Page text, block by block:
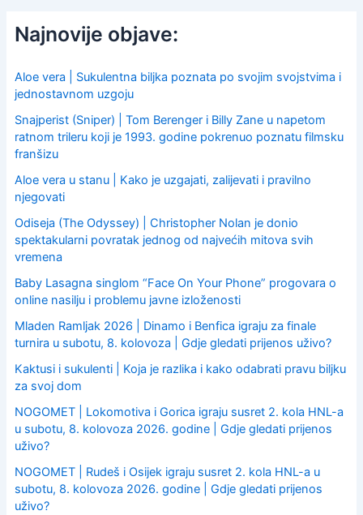
c
h
o
r
Najnovije objave:
Aloe vera | Sukulentna biljka poznata po svojim svojstvima i
jednostavnom uzgoju
Snajperist (Sniper) | Tom Berenger i Billy Zane u napetom
ratnom trileru koji je 1993. godine pokrenuo poznatu filmsku
franšizu
Aloe vera u stanu | Kako je uzgajati, zalijevati i pravilno
njegovati
Odiseja (The Odyssey) | Christopher Nolan je donio
spektakularni povratak jednog od najvećih mitova svih
vremena
Baby Lasagna singlom “Face On Your Phone” progovara o
online nasilju i problemu javne izloženosti
Mladen Ramljak 2026 | Dinamo i Benfica igraju za finale
turnira u subotu, 8. kolovoza | Gdje gledati prijenos uživo?
Kaktusi i sukulenti | Koja je razlika i kako odabrati pravu biljku
za svoj dom
NOGOMET | Lokomotiva i Gorica igraju susret 2. kola HNL-a
u subotu, 8. kolovoza 2026. godine | Gdje gledati prijenos
uživo?
NOGOMET | Rudeš i Osijek igraju susret 2. kola HNL-a u
subotu, 8. kolovoza 2026. godine | Gdje gledati prijenos
uživo?